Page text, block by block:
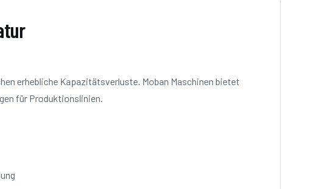
erhebliche Kapazitätsverluste. Moban Maschinen bietet
für Produktionslinien.